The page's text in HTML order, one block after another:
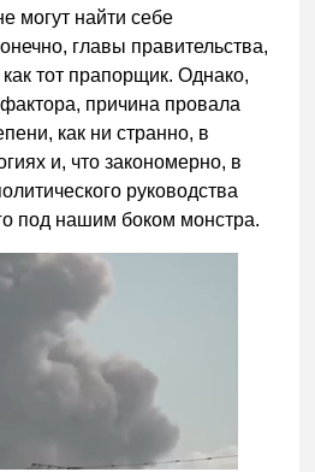
могут найти себе
главы правительства,
тот прапорщик. Однако,
причина провала
как ни странно, в
и, что закономерно, в
руководства
под нашим боком монстра.